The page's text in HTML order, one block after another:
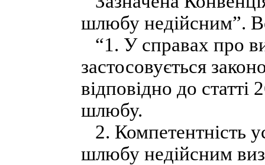
шлюбу недійсним”.
“1. У справах про
застосовується
відповідно до статті
шлюбу.
2. Компетентність
шлюбу недійсним